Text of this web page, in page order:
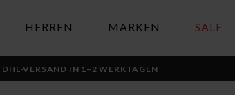
HERREN MARKEN SALE
DHL-VERSAND IN 1–2 WERKTAGEN